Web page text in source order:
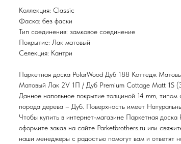
Коллекция: Classic
Фаска: без фаски
Тип соединения: замковое соединение
Покрытие: Лак матовый
Селекция: Кантри
Паркетная доска PolarWood Дуб 188 Коттедж
Матовый Лак 2V 1П / Дуб Premium Cottage Matt 1S
Данное напольное покрытие толщиной 14 mm,
порода дерева – Дуб. Поверхность имеет
Чтобы купить в интернет-магазине Паркетная доска
оформите заказ на сайте Parketbrothers.ru или
наши менеджеры с радостью помогут вам и ответят